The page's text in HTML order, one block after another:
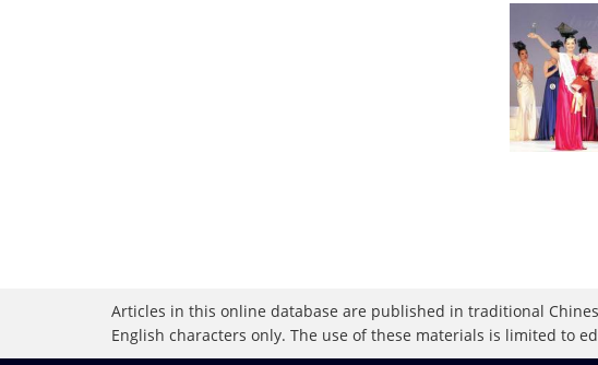
Articles in this online database are published in traditional
English characters only. The use of these materials is limited to